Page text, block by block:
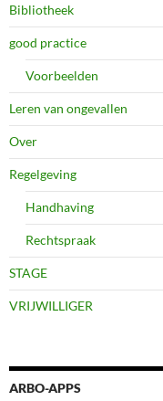
Bibliotheek
good practice
Voorbeelden
Leren van ongevallen
Over
Regelgeving
Handhaving
Rechtspraak
STAGE
VRIJWILLIGER
ARBO-APPS